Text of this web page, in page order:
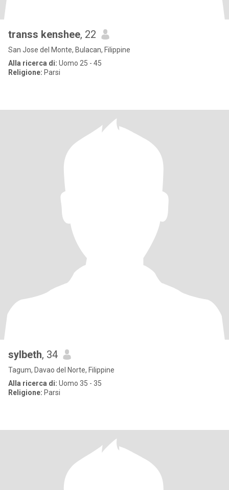
transs kenshee, 22
San Jose del Monte, Bulacan, Filippine
Alla ricerca di: Uomo 25 - 45
Religione: Parsi
sylbeth, 34
Tagum, Davao del Norte, Filippine
Alla ricerca di: Uomo 35 - 35
Religione: Parsi